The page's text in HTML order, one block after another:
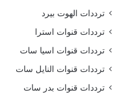
ترددات الهوت بيرد
ترددات قنوات استرا
ترددات قنوات اسيا سات
ترددات قنوات النايل سات
ترددات قنوات بدر سات